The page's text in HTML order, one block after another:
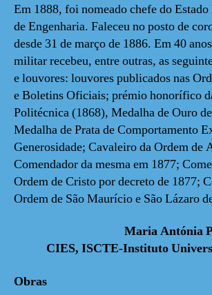
Em 1888, foi nomeado chefe do
de Engenharia. Faleceu no posto de
desde 31 de março de 1886. Em 40
militar recebeu, entre outras, as
e louvores: louvores publicados nas
e Boletins Oficiais; prémio honorífico
Politécnica (1868), Medalha de Ouro
Medalha de Prata de Comportamento
Generosidade; Cavaleiro da Ordem de
Comendador da mesma em 1877;
Ordem de Cristo por decreto de 1877;
Ordem de São Maurício e São Lázaro
Maria Antónia
CIES, ISCTE-Instituto
Obras